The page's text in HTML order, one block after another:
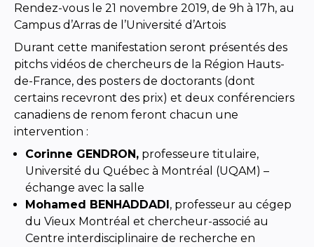
Rendez-vous le 21 novembre 2019, de 9h à 17h, au
Campus d’Arras de l’Université d’Artois
Durant cette manifestation seront présentés des
pitchs vidéos de chercheurs de la Région Hauts-
de-France, des posters de doctorants (dont
certains recevront des prix) et deux conférenciers
canadiens de renom feront chacun une
intervention :
Corinne GENDRON, professeure titulaire,
Université du Québec à Montréal (UQAM) –
échange avec la salle
Mohamed BENHADDADI, professeur au cégep
du Vieux Montréal et chercheur-associé au
Centre interdisciplinaire de recherche en